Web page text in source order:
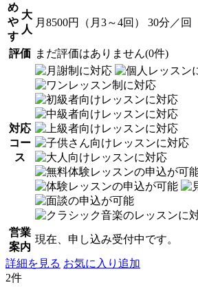
め
や
す
大
人
月8500円（月3～4回） 30分／回
評価 まだ評価はありません(0件)
対応
コー
ス
営業
案内
現在、申し込み受付中です。
詳細を見る お気に入り追加
2件